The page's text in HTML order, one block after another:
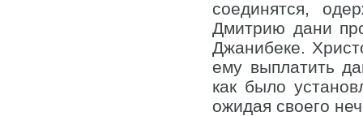
соединятся,
Дмитрию дани
Джанибеке.
ему выплатить
как было
ожидая своего